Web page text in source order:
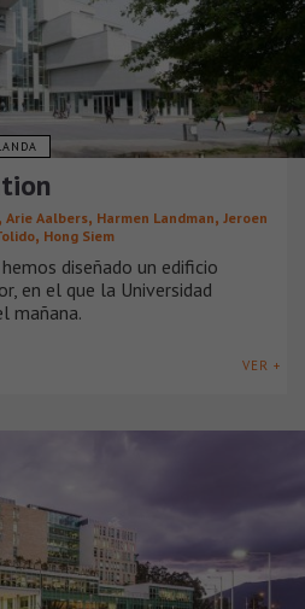
, Arie Aalbers, Harmen Landman, Jeroen
, Hong Siem
diseñado un edificio
en el que la Universidad
mañana.
VER +